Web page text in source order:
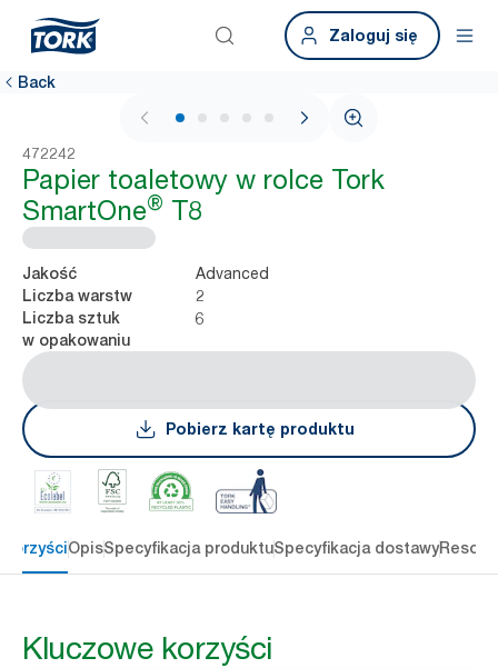
Zaloguj się
Back
1 / 7
472242
Papier toaletowy w rolce Tork
SmartOne® T8
Jakość Advanced
Liczba warstw 2
Liczba sztuk
w opakowaniu
6
Pobierz kartę produktu
korzyściOpisSpecyfikacja produktuSpecyfikacja dostawy
Kluczowe korzyści